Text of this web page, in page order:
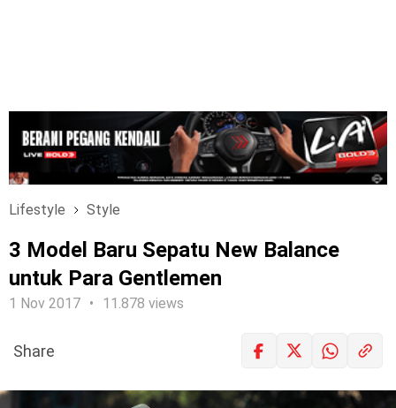
Lifestyle Style
3 Model Baru Sepatu New Balance
untuk Para Gentlemen
1 Nov 2017 11.878 views
Share